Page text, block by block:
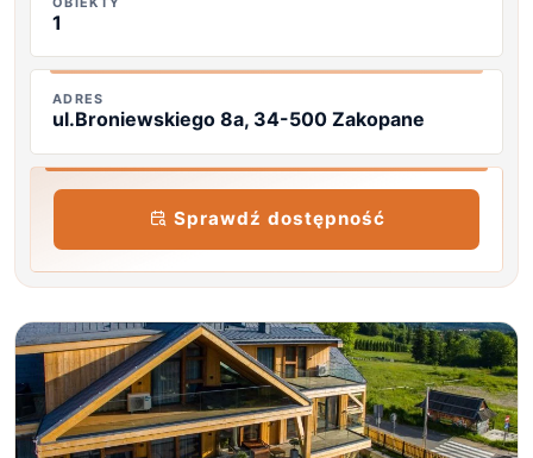
1
ADRES
ul.Broniewskiego 8a, 34-500 Zakopane
Sprawdź dostępność